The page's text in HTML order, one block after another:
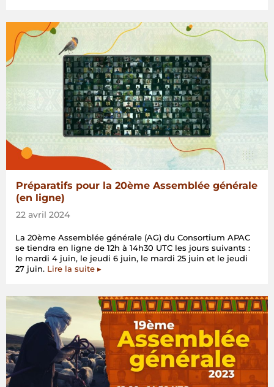
Préparatifs pour la 20ème Assemblée générale
(en ligne)
22 avril 2024
La 20ème Assemblée générale (AG) du Consortium APAC
se tiendra en ligne de 12h à 14h30 UTC les jours suivants :
le mardi 4 juin, le jeudi 6 juin, le mardi 25 juin et le jeudi
27 juin. Lire la suite ▸